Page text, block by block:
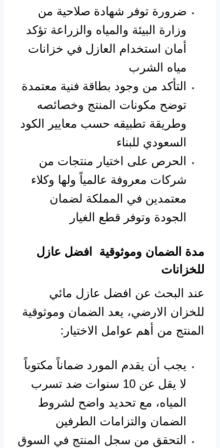
ضرورة توفر شهادة صلاحية من
وزارة البيئة والمياه والزراعة تؤكد
أمان استخدام العازل في خزانات
مياه الشرب
التأكد من وجود بطاقة فنية معتمدة
توضح مكونات المنتج وخصائصه
وطريقة تطبيقه حسب معايير الكود
السعودي للبناء
الحرص على اختيار منتجات من
شركات معروفة عالمياً ولها وكلاء
معتمدين في المملكة لضمان
الجودة وتوفر قطع الغيار
مدة الضمان وموثوقية افضل عازل
للخزانات
عند البحث عن افضل عازل مائي
للخزان الارضي، يعد الضمان وموثوقية
المنتج من أهم عوامل الاختيار:
يجب أن يقدم المورد ضماناً مكتوباً
لا يقل عن 10 سنوات ضد تسرب
المياه، مع تحديد واضح لشروط
الضمان والتزامات الطرفين
التحقق من سجل المنتج في السوق